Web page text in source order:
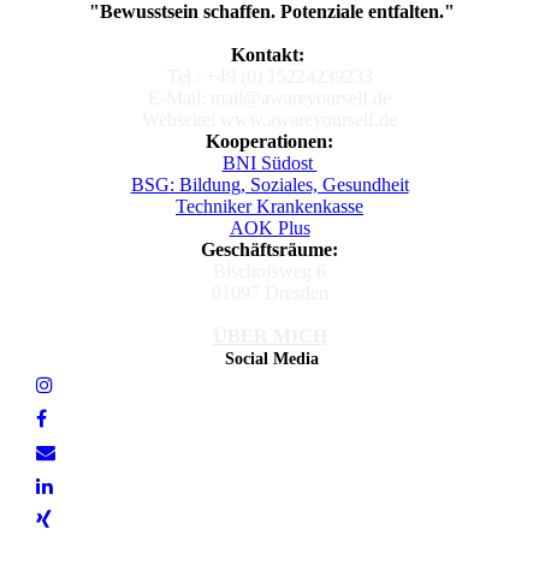
"Bewusstsein schaffen. Potenziale entfalten."
Kontakt:
Kooperationen:
BNI Südost
BSG: Bildung, Soziales, Gesundheit
Techniker Krankenkasse
AOK Plus
Geschäftsräume:
Social Media